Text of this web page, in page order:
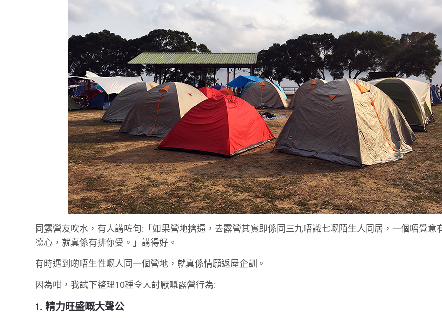
同露營友吹水，有人講咗句:「如果營地擠逼，去露營其實即係同三九唔識七嘅陌生人同居，一個唔覺意
德心，就真係有排你受。」講得好。
有時遇到啲唔生性嘅人同一個營地，就真係情願返屋企訓。
因為咁，我試下整理10種令人討厭嘅露營行為:
1. 精力旺盛嘅大聲公